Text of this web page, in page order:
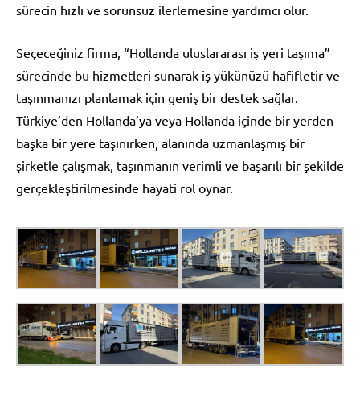
sürecin hızlı ve sorunsuz ilerlemesine yardımcı olur.
Seçeceğiniz firma, “Hollanda uluslararası iş yeri taşıma”
sürecinde bu hizmetleri sunarak iş yükünüzü hafifletir ve
taşınmanızı planlamak için geniş bir destek sağlar.
Türkiye’den Hollanda’ya veya Hollanda içinde bir yerden
başka bir yere taşınırken, alanında uzmanlaşmış bir
şirketle çalışmak, taşınmanın verimli ve başarılı bir şekilde
gerçekleştirilmesinde hayati rol oynar.